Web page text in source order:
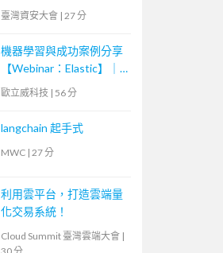
臺灣資安大會 | 27 分
機器學習與成功案例分享
【Webinar：Elastic】｜
歐立威科技
歐立威科技 | 56 分
langchain 起手式
MWC | 27 分
利用雲平台，打造雲端量
化交易系統！
Cloud Summit 臺灣雲端大會 |